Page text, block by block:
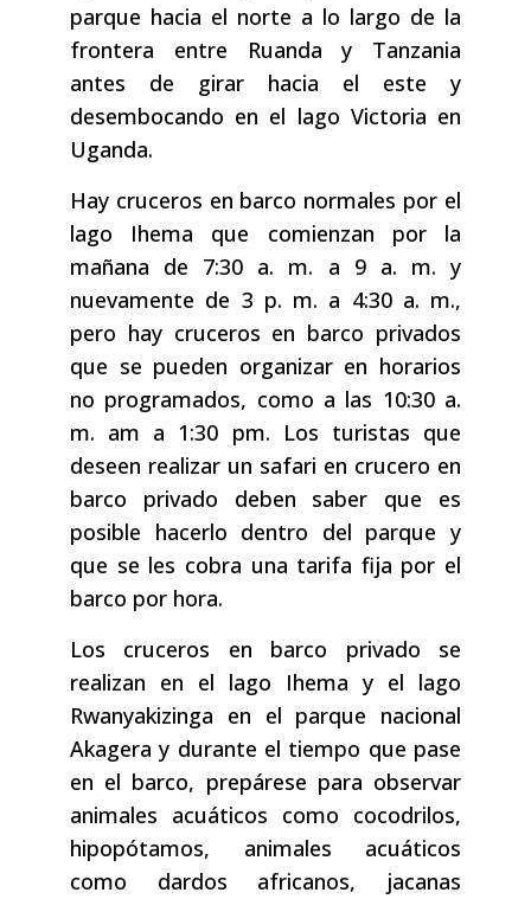
parque hacia el norte a lo largo de la
frontera entre Ruanda y Tanzania
antes de girar hacia el este y
desembocando en el lago Victoria en
Uganda.
Hay cruceros en barco normales por el
lago Ihema que comienzan por la
mañana de 7:30 a. m. a 9 a. m. y
nuevamente de 3 p. m. a 4:30 a. m.,
pero hay cruceros en barco privados
que se pueden organizar en horarios
no programados, como a las 10:30 a.
m. am a 1:30 pm. Los turistas que
deseen realizar un safari en crucero en
barco privado deben saber que es
posible hacerlo dentro del parque y
que se les cobra una tarifa fija por el
barco por hora.
Los cruceros en barco privado se
realizan en el lago Ihema y el lago
Rwanyakizinga en el parque nacional
Akagera y durante el tiempo que pase
en el barco, prepárese para observar
animales acuáticos como cocodrilos,
hipopótamos, animales acuáticos
como dardos africanos, jacanas